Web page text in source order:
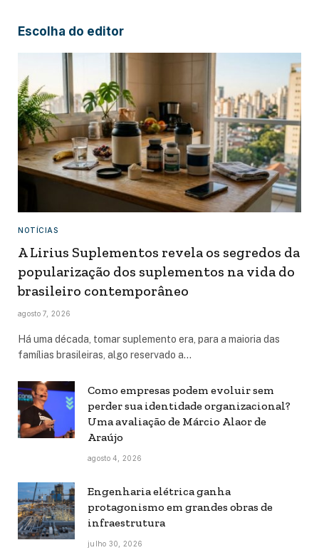
Escolha do editor
NOTÍCIAS
A Lirius Suplementos revela os segredos da
popularização dos suplementos na vida do
brasileiro contemporâneo
agosto 7, 2026
Há uma década, tomar suplemento era, para a maioria das
famílias brasileiras, algo reservado a…
Como empresas podem evoluir sem
perder sua identidade organizacional?
Uma avaliação de Márcio Alaor de
Araújo
agosto 4, 2026
Engenharia elétrica ganha
protagonismo em grandes obras de
infraestrutura
julho 30, 2026